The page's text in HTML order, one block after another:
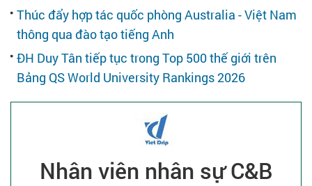
Nhà tuyển dụng
Thúc đẩy hợp tác quốc phòng Australia - Việt Nam
thông qua đào tạo tiếng Anh
ĐH Duy Tân tiếp tục trong Top 500 thế giới trên
Bảng QS World University Rankings 2026
Nhân viên nhân sự C&B